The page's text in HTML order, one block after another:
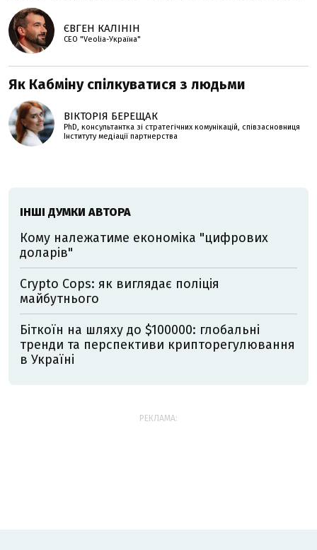
ЄВГЕН КАЛІНІН
СЕО "Veolia-Україна"
Як Кабміну спілкуватися з людьми
ВІКТОРІЯ БЕРЕЩАК
PhD, консультантка зі стратегічних комунікацій, співзасновниця
Інституту медіації партнерства
ІНШІ ДУМКИ АВТОРА
Кому належатиме економіка "цифрових
доларів"
Crypto Cops: як виглядає поліція
майбутнього
Біткоїн на шляху до $100000: глобальні
тренди та перспективи крипторегулювання
в Україні
РЕКЛАМА: